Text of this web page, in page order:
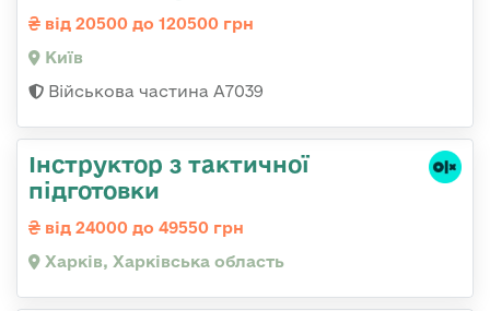
від 20500 до 120500 грн
Київ
Військова частина А7039
Інструктор з тактичної
підготовки
від 24000 до 49550 грн
Харків, Харківська область